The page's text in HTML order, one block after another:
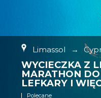
Limassol →
WYCIECZKA Z
MARATHON
LEFKARY I
Polecane